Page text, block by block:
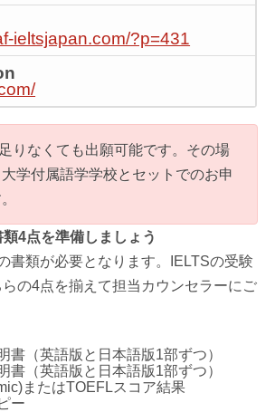
ieltsjapan.com/?p=431
りなくても出願可能です。その場
学付属語学学校とセットでのお申
4点を準備しましょう
書類が必要となります。IELTSの受験
の4点を揃えて担当カウンセラーにご
書（英語版と日本語版1部ずつ）
書（英語版と日本語版1部ずつ）
またはTOEFLスコア結果
ー